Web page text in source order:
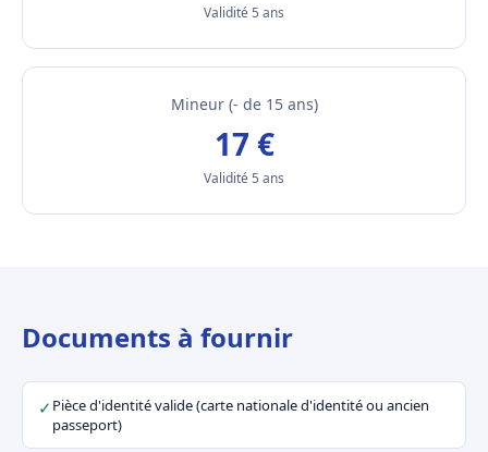
Validité 5 ans
Mineur (- de 15 ans)
17 €
Validité 5 ans
Documents à fournir
✓ Pièce d'identité valide (carte nationale d'identité ou ancien
passeport)